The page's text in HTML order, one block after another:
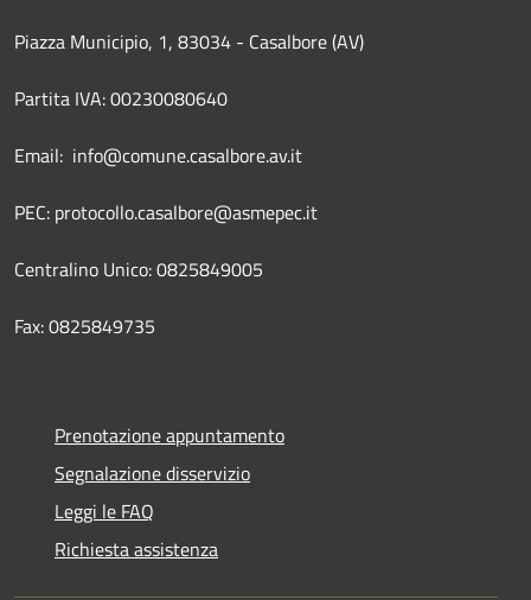
Piazza Municipio, 1, 83034 - Casalbore (AV)
Partita IVA: 00230080640
Email: info@comune.casalbore.av.it
PEC: protocollo.casalbore@asmepec.it
Centralino Unico: 0825849005
Fax: 0825849735
Prenotazione appuntamento
Segnalazione disservizio
Leggi le FAQ
Richiesta assistenza